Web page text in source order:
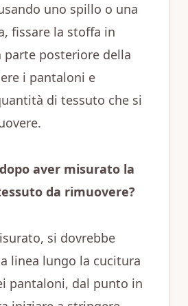
uno spillo o una
fissare la stoffa in
parte posteriore della
i pantaloni e
di tessuto che si
aver misurato la
da rimuovere?
si dovrebbe
linea lungo la cucitura
pantaloni, dal punto in